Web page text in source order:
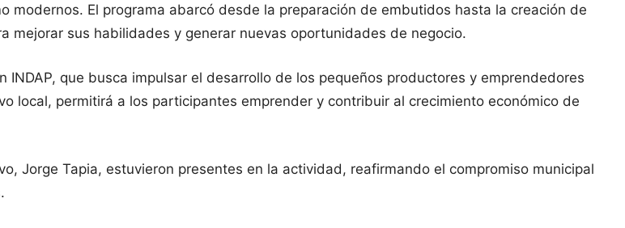
El programa abarcó desde la preparación de embutidos hasta la creación de
sus habilidades y generar nuevas oportunidades de negocio.
que busca impulsar el desarrollo de los pequeños productores y emprendedores
local, permitirá a los participantes emprender y contribuir al crecimiento económico de
Jorge Tapia, estuvieron presentes en la actividad, reafirmando el compromiso municipal